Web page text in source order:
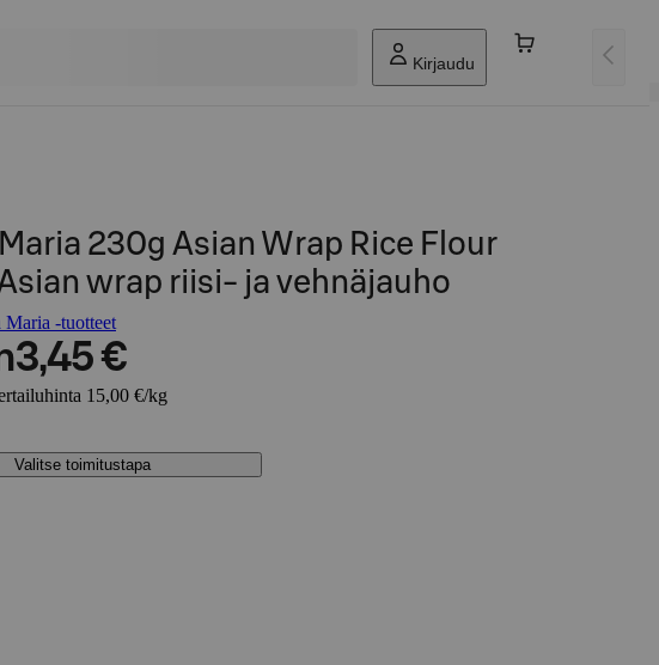
Kirjaudu
230g Asian Wrap Rice Flour
wrap riisi- ja vehnäjauho
-tuotteet
3,45 €
15,00 €/kg
Valitse toimitustapa